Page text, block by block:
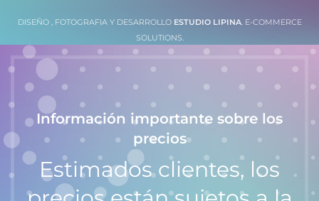
DISEÑO , FOTOGRAFIA Y DESARROLLO ESTUDIO LIPINA. E-COMMERCE
SOLUTIONS.
Información importante sobre los
precios
Estimados clientes, los